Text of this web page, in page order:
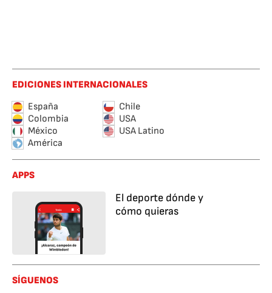
EDICIONES INTERNACIONALES
España
Chile
Colombia
USA
México
USA Latino
América
APPS
El deporte dónde y
cómo quieras
SÍGUENOS